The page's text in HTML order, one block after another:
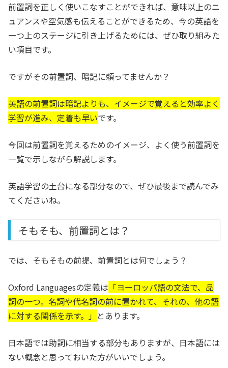
前置詞を正しく使いこなすことができれば、意味以上のニ
ュアンスや空気感も伝えることができるため、今の英語を
一つ上のステージに引き上げるためには、ぜひ取り組みた
い項目です。
ですがその前置詞、暗記に頼ってませんか？
英語の前置詞は暗記よりも、イメージで覚えると効率よく
学習が進み、定着も早いです。
今回は前置詞を覚えるためのイメージ、よく使う前置詞を
一覧で示しながら解説します。
英語学習の土台になる部分なので、ぜひ最後まで読んでみ
てくださいね。
そもそも、前置詞とは？
では、そもそもの前提、前置詞とは何でしょう？
Oxford Languagesの定義は 「ヨーロッパ語の文法で、品
詞の一つ。名詞や代名詞の前に置かれて、それの、他の語
に対する関係を示す。 」 とあります。
日本語では助詞に相当する部分もありますが、日本語には
ない概念と思っておいた方がいいでしょう。